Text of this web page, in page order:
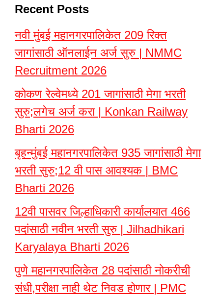
Recent Posts
नवी मुंबई महानगरपालिकेत 209 रिक्त
जागांसाठी ऑनलाईन अर्ज सुरु | NMMC
Recruitment 2026
कोकण रेल्वेमध्ये 201 जागांसाठी मेगा भरती
सुरु;लगेच अर्ज करा | Konkan Railway
Bharti 2026
बृहन्मुंबई महानगरपालिकेत 935 जागांसाठी मेगा
भरती सुरु;12 वी पास आवश्यक | BMC
Bharti 2026
12वी पासवर जिल्हाधिकारी कार्यालयात 466
पदांसाठी नवीन भरती सुरु | Jilhadhikari
Karyalaya Bharti 2026
पुणे महानगरपालिकेत 28 पदांसाठी नोकरीची
संधी,परीक्षा नाही थेट निवड होणार | PMC